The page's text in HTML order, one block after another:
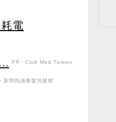
電
PR・Club Med Taiwan
新聞熱議養髮洗髮精